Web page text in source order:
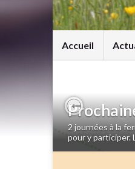
Accueil
2 journées à la
pour y participer.
Previous